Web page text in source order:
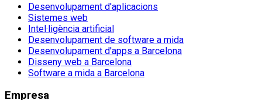
Desenvolupament d'aplicacions
Sistemes web
Intel·ligència artificial
Desenvolupament de software a mida
Desenvolupament d'apps a Barcelona
Disseny web a Barcelona
Software a mida a Barcelona
Empresa